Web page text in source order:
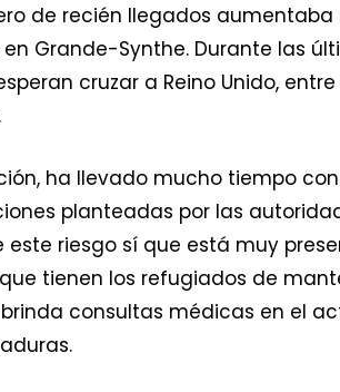
de recién llegados
Grande-Synthe. Durante las
cruzar a Reino Unido,
ha llevado mucho tiempo
planteadas por las
riesgo sí que está muy
tienen los refugiados de
brinda consultas médicas en el